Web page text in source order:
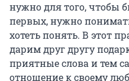
нужно для того, чтобы
первых, нужно
хотеть понять. В этот
дарим друг другу
приятные слова и тем
отношение к своему